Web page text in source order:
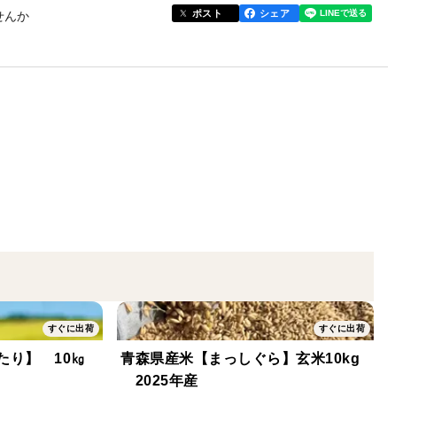
んか ポスト シェア
すぐに出荷
り】 10㎏
すぐに出荷
青森県産米【まっしぐら】玄米10kg
2025年産